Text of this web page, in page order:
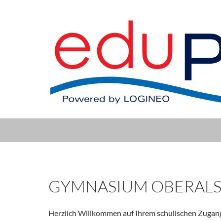
GYMNASIUM
Herzlich Willkommen auf Ihrem schulischen